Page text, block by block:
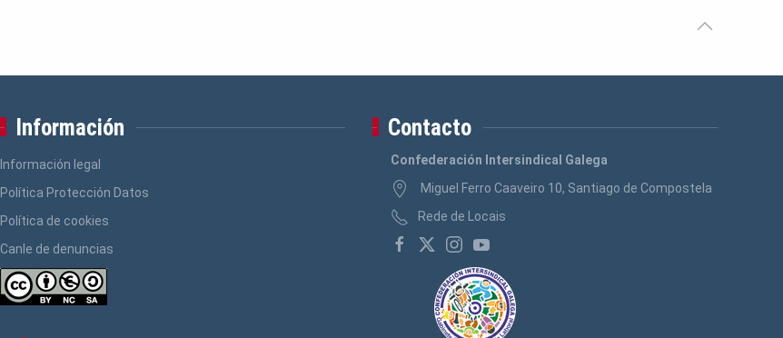
Información
Información legal
Política Protección Datos
Política de cookies
Canle de denuncias
Contacto
Confederación Intersindical Galega
Miguel Ferro Caaveiro 10, Santiago de Compostela
Rede de Locais